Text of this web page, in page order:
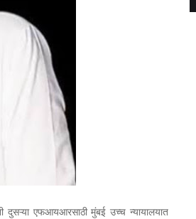
दुसऱ्या एफआयआरसाठी मुंबई उच्च न्यायालयात